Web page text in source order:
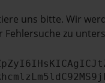
uns bitte. Wir
Fehlersuche zu